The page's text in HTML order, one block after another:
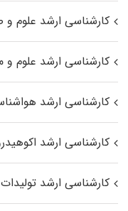
کارشناسی ارشد علوم و
کارشناسی ارشد علوم
کارشناسی ارشد
کارشناسی ارشد
کارشناسی ارشد